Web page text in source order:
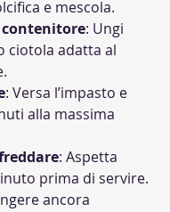
e mescola.
: Ungi
ciotola adatta al
: Versa l’impasto e
alla massima
: Aspetta
prima di servire.
ancora